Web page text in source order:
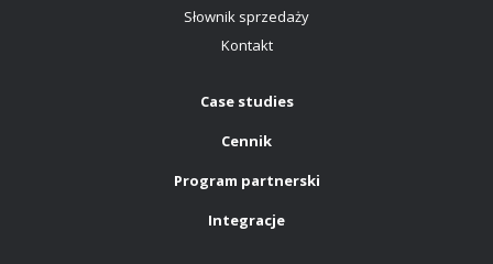
Słownik sprzedaży
Kontakt
Case studies
Cennik
Program partnerski
Integracje